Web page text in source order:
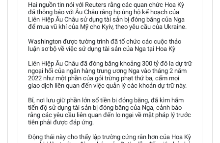
Hai nguồn tin nói với Reuters rằng các quan chức Hoa Kỳ
đã thông báo với Âu Châu rằng họ ủng hộ kế hoạch của
Liên Hiệp Âu Châu sử dụng tài sản bị đóng băng của Nga
để mua vũ khí của Mỹ cho Kyiv, theo yêu cầu của Ukraine.
Washington được tường trình đã tổ chức các cuộc thảo
luận sơ bộ về việc sử dụng tài sản của Nga tại Hoa Kỳ
Liên Hiệp Âu Châu đã đóng băng khoảng 300 tỷ đô la dự trữ
ngoại hối của ngân hàng trung ương Nga vào tháng 2 năm
2022 như một phần của gói trừng phạt thứ ba, cấm mọi
giao dịch liên quan đến việc quản lý các khoản dự trữ này.
Bỉ, nơi lưu giữ phần lớn số tiền bị đóng băng, đã kìm hãm
tiến độ sử dụng tài sản bị đóng băng của Nga, cảnh báo
rằng các yêu cầu liên quan đến lo ngại về mặt pháp lý trước
tiên phải được đáp ứng.
Động thái này cho thấy lập trường cứng rắn hơn của Hoa Kỳ